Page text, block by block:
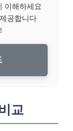
이해하세요
공합니다
교